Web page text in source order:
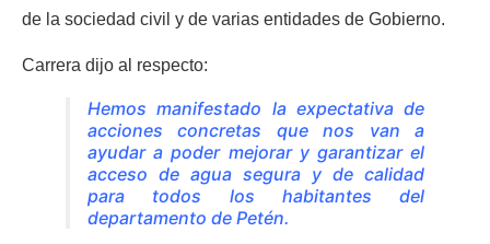
de la sociedad civil y de varias entidades de Gobierno.
Carrera dijo al respecto:
Hemos manifestado la expectativa de
acciones concretas que nos van a
ayudar a poder mejorar y garantizar el
acceso de agua segura y de calidad
para todos los habitantes del
departamento de Petén.